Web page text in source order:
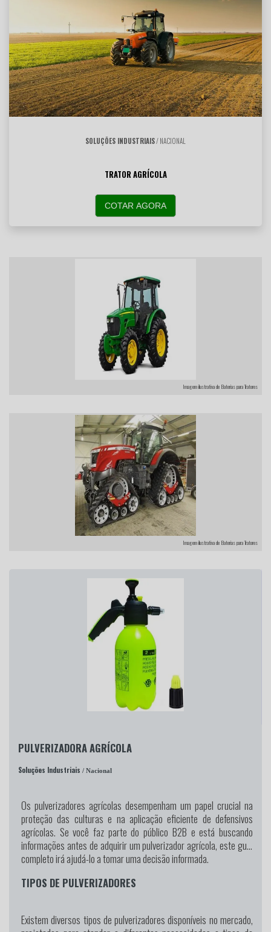
SOLUÇÕES INDUSTRIAIS/ NACIONAL
TRATOR AGRÍCOLA
COTAR AGORA
Imagem ilustrativa de Baterias para Tratores
Imagem ilustrativa de Baterias para Tratores
PULVERIZADORA AGRÍCOLA
Soluções Industriais / Nacional
Os pulverizadores agrícolas desempenham um papel crucial na
proteção das culturas e na aplicação eficiente de defensivos
agrícolas. Se você faz parte do público B2B e está buscando
informações antes de adquirir um pulverizador agrícola, este guia
completo irá ajudá-lo a tomar uma decisão informada.
TIPOS DE PULVERIZADORES
Existem diversos tipos de pulverizadores disponíveis no mercado,